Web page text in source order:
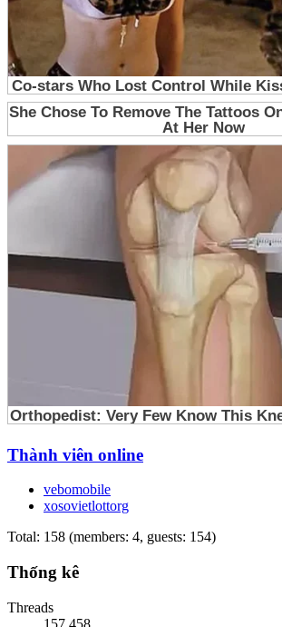
Thành viên online
vebomobile
xosovietlottorg
Total: 158 (members: 4, guests: 154)
Thống kê
Threads
157,458